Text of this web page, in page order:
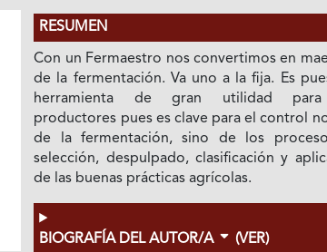
RESUMEN
Con un Fermaestro nos convertimos en
de la fermentación. Va uno a la fija. Es
herramienta de gran utilidad
productores pues es clave para el control
de la fermentación, sino de los
selección, despulpado, clasificación y
de las buenas prácticas agrícolas.
BIOGRAFÍA DEL AUTOR/A (VER)